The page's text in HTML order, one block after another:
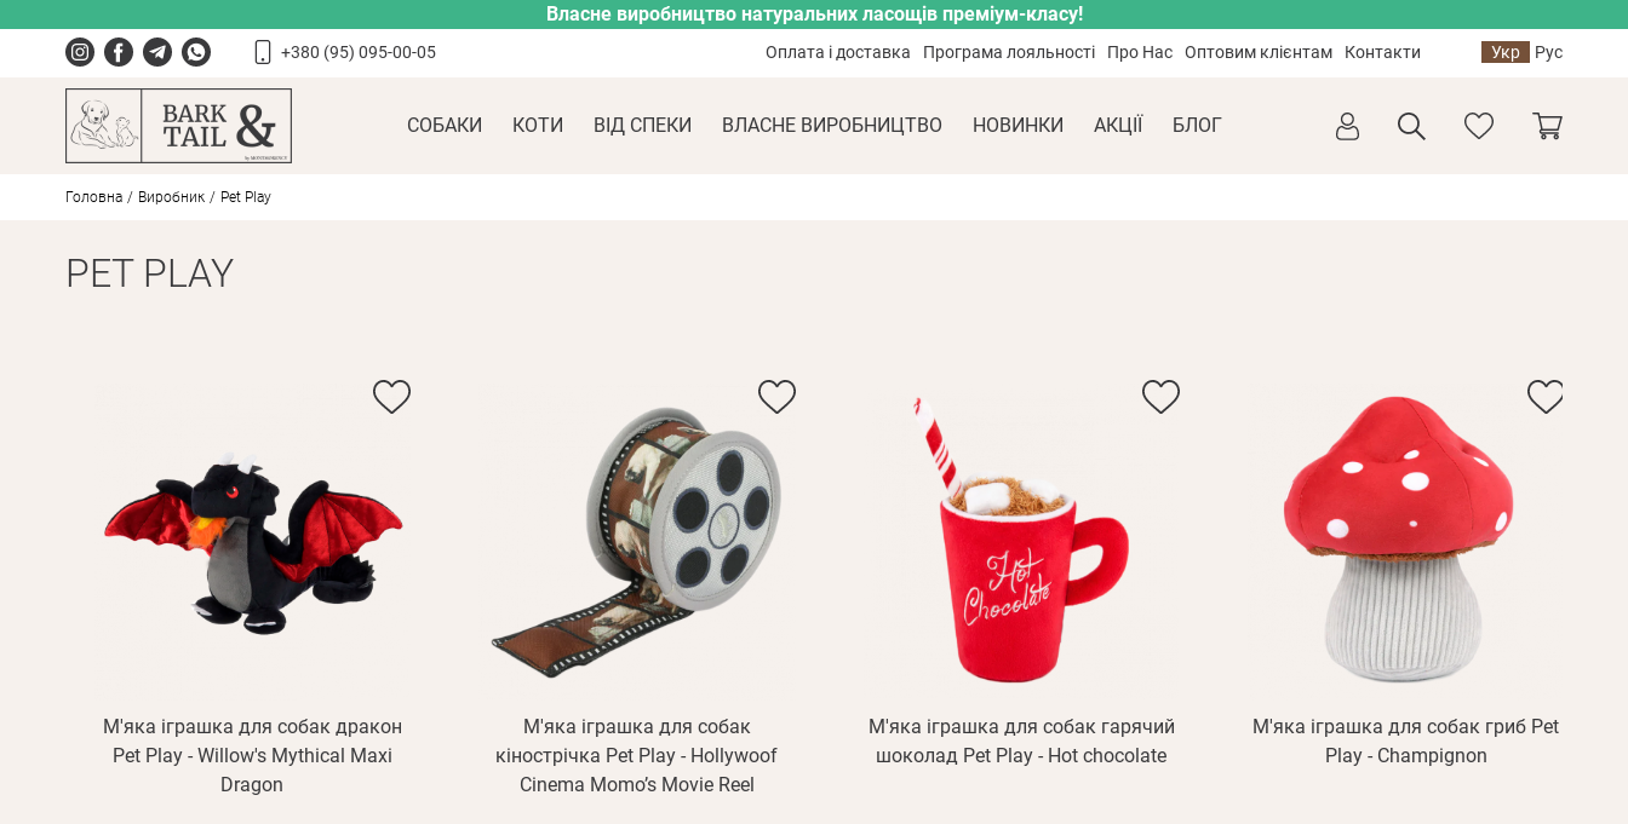
Власне виробництво натуральних ласощів преміум-класу!
+380 (95) 095-00-05 Оплата і доставка Програма лояльності Про Нас Оптовим клієнтам Контакти Укр Рус
СОБАКИ КОТИ ВІД СПЕКИ ВЛАСНЕ ВИРОБНИЦТВО НОВИНКИ АКЦІЇ БЛОГ
Головна Виробник Pet Play
PET PLAY
М'яка іграшка для собак дракон
Pet Play - Willow's Mythical Maxi
Dragon
М'яка іграшка для собак
кінострічка Pet Play - Hollywoof
Cinema Momo’s Movie Reel
М'яка іграшка для собак гарячий
шоколад Pet Play - Hot chocolate
М'яка іграшка для собак гриб Pet
Play - Champignon